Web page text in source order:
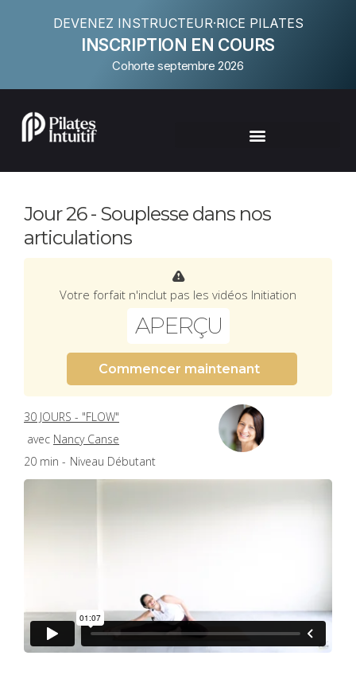
DEVENEZ INSTRUCTEUR·RICE PILATES
INSCRIPTION EN COURS
Cohorte septembre 2026
Jour 26 - Souplesse dans nos
articulations
Votre forfait n'inclut pas les vidéos Initiation
APERÇU
Commencer maintenant
30 JOURS - "FLOW"
avec Nancy Canse
20 min - Niveau Débutant